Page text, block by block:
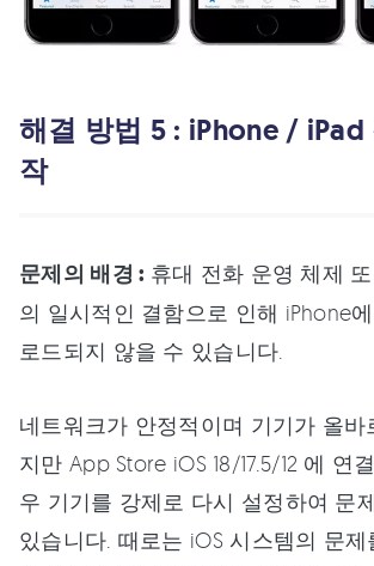
해결 방법 5 : iPhone / iPad
작
문제의 배경 : 휴대 전화 운영 체제
의 일시적인 결함으로 인해 iPhone
로드되지 않을 수 있습니다.
네트워크가 안정적이며 기기가 올바
지만 App Store iOS 18/17.5/12 에 연
우 기기를 강제로 다시 설정하여 문
있습니다. 때로는 iOS 시스템의 문